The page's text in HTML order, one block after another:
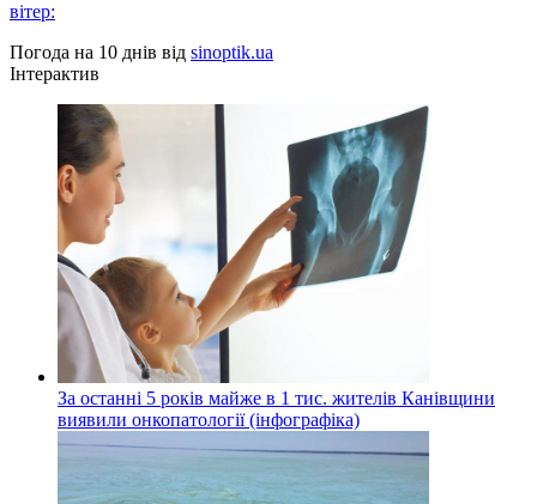
вітер:
Погода на 10 днів від sinoptik.ua
Інтерактив
За останні 5 років майже в 1 тис. жителів Канівщини
виявили онкопатології (інфографіка)